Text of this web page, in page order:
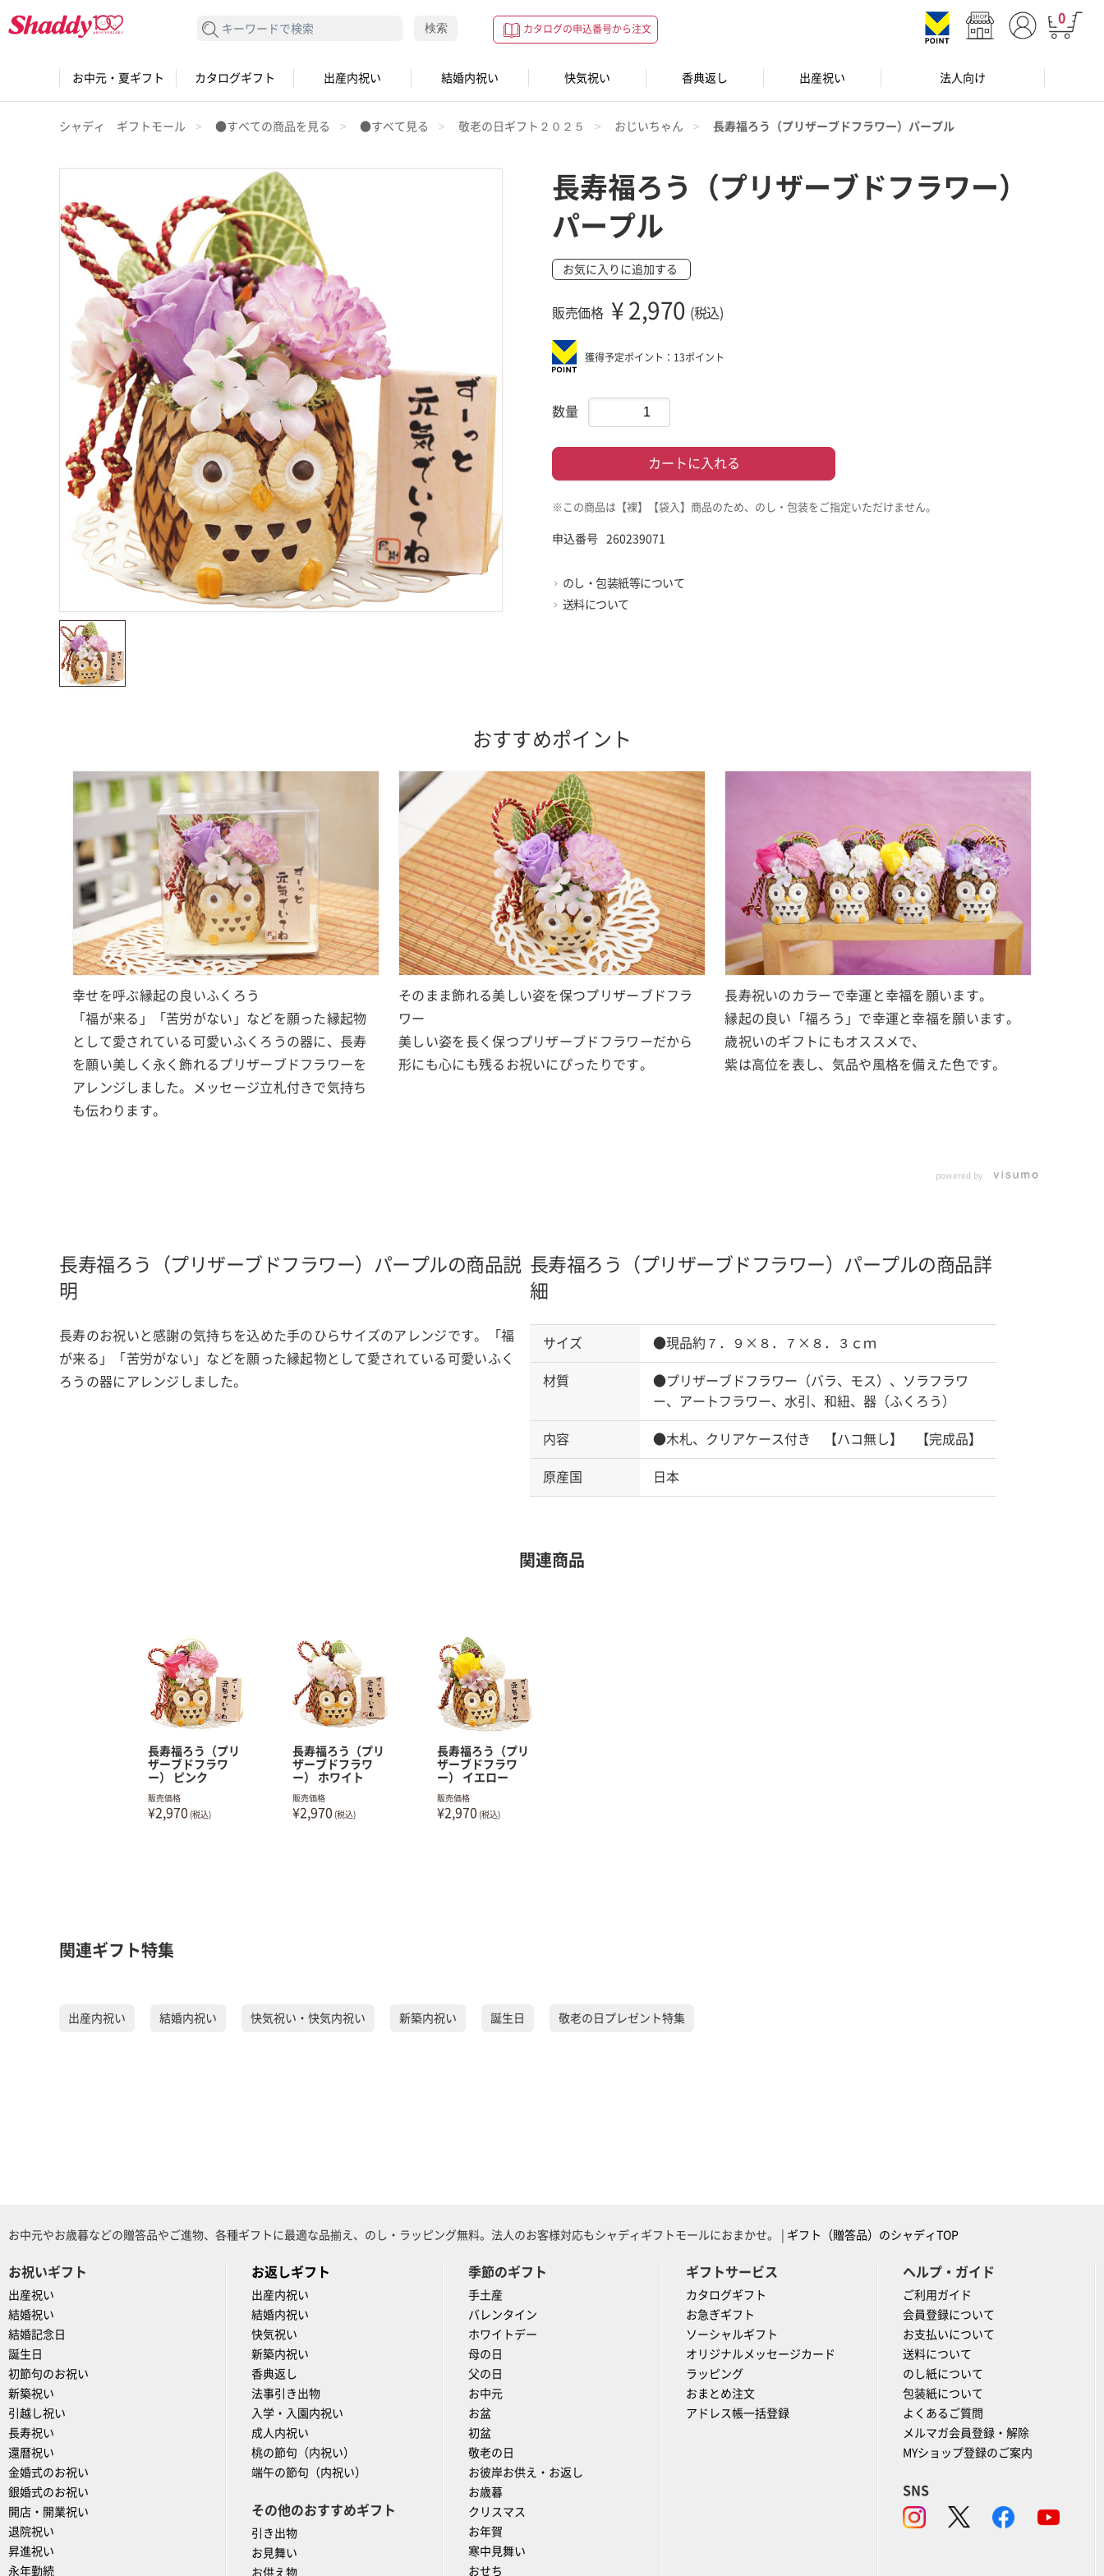
0
カタログの申込番号から注文
検索する 検索
お中元・夏ギフト カタログギフト 出産内祝い 結婚内祝い 快気祝い 香典返し 出産祝い 法人向け
シャディ ギフトモール ●すべての商品を見る ●すべて見る 敬老の日ギフト２０２５ おじいちゃん 長寿福ろう（プリザーブドフラワー）パープル
長寿福ろう（プリザーブドフラワー）
パープル
お気に入りに追加する
販売価格 ¥ 2,970 (税込)
獲得予定ポイント：13ポイント
数量
カートに入れる
※この商品は【裸】【袋入】商品のため、のし・包装をご指定いただけません。
申込番号 260239071
のし・包装紙等について
送料について
おすすめポイント
幸せを呼ぶ縁起の良いふくろう
「福が来る」「苦労がない」などを願った縁起物
として愛されている可愛いふくろうの器に、長寿
を願い美しく永く飾れるプリザーブドフラワーを
アレンジしました。メッセージ立札付きで気持ち
も伝わります。
そのまま飾れる美しい姿を保つプリザーブドフラ
ワー
美しい姿を長く保つプリザーブドフラワーだから
形にも心にも残るお祝いにぴったりです。
長寿祝いのカラーで幸運と幸福を願います。
縁起の良い「福ろう」で幸運と幸福を願います。
歳祝いのギフトにもオススメで、
紫は高位を表し、気品や風格を備えた色です。
powered by
長寿福ろう（プリザーブドフラワー）
パープルの商品説
明
長寿のお祝いと感謝の気持ちを込めた手のひらサイズのアレンジです。「福
が来る」「苦労がない」などを願った縁起物として愛されている可愛いふく
ろうの器にアレンジしました。
長寿福ろう（プリザーブドフラワー）
パープルの商品詳
細
サイズ ●現品約７．９×８．７×８．３ｃｍ
材質
●プリザーブドフラワー（バラ、モス）、ソラフラワ
ー、アートフラワー、水引、和紐、器（ふくろう）
内容 ●木札、クリアケース付き 【ハコ無し】 【完成品】
原産国 日本
関連商品
長寿福ろう（プリ
ザーブドフラワ
ー） ピンク
販売価格
¥2,970 (税込)
長寿福ろう（プリ
ザーブドフラワ
ー） ホワイト
販売価格
¥2,970 (税込)
長寿福ろう（プリ
ザーブドフラワ
ー） イエロー
販売価格
¥2,970 (税込)
関連ギフト特集
出産内祝い 結婚内祝い 快気祝い・快気内祝い 新築内祝い 誕生日 敬老の日プレゼント特集
お中元やお歳暮などの贈答品やご進物、各種ギフトに最適な品揃え、のし・ラッピング無料。法人のお客様対応もシャディギフトモールにおまかせ。 | ギフト（贈答品）のシャディTOP
お祝いギフト
出産祝い
結婚祝い
結婚記念日
誕生日
初節句のお祝い
新築祝い
引越し祝い
長寿祝い
還暦祝い
金婚式のお祝い
銀婚式のお祝い
開店・開業祝い
退院祝い
昇進祝い
永年勤続
お返しギフト
出産内祝い
結婚内祝い
快気祝い
新築内祝い
香典返し
法事引き出物
入学・入園内祝い
成人内祝い
桃の節句（内祝い）
端午の節句（内祝い）
その他のおすすめギフト
引き出物
お見舞い
お供え物
季節のギフト
手土産
バレンタイン
ホワイトデー
母の日
父の日
お中元
お盆
初盆
敬老の日
お彼岸お供え・お返し
お歳暮
クリスマス
お年賀
寒中見舞い
おせち
ギフトサービス
カタログギフト
お急ぎギフト
ソーシャルギフト
オリジナルメッセージカード
ラッピング
おまとめ注文
アドレス帳一括登録
ヘルプ・ガイド
ご利用ガイド
会員登録について
お支払いについて
送料について
のし紙について
包装紙について
よくあるご質問
メルマガ会員登録・解除
MYショップ登録のご案内
SNS